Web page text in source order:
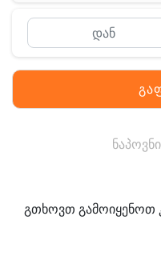
Lancer Tactical
SIG SAUER
PENTAGON
გთხოვთ გამოიყენოთ